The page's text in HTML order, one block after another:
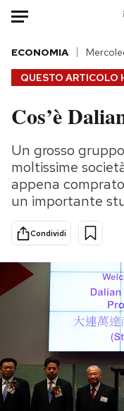
HOME
Italia
Politica
Internet
Scienza
Cultura
Economia
Sport
PODCAST
NEWSLETTER
QUESTO ARTICOLO
ECONOMIA
Cos’è
Un grosso
moltissime
appena
un importante
Condividi